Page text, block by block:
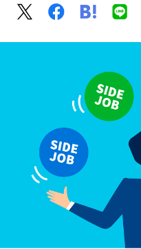
4/5
定年後も働き続ける
持続させる有効な手段